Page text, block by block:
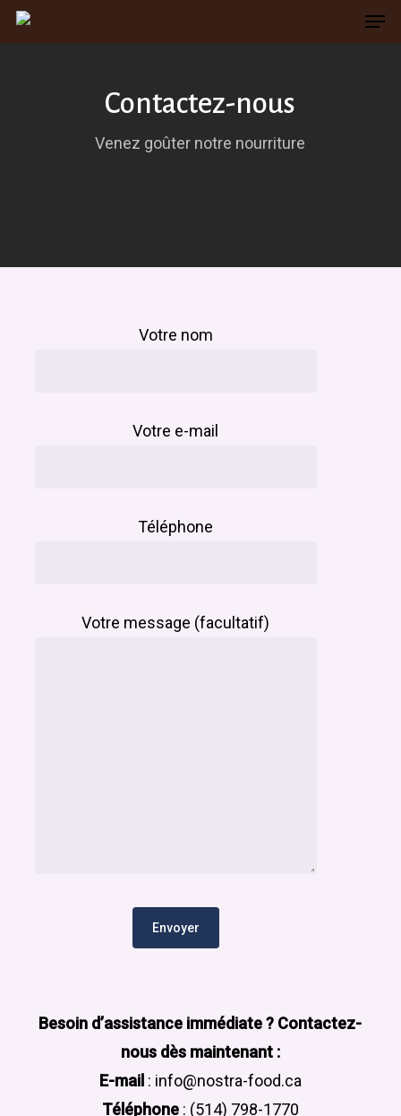
Skip
Contactez-nous
Venez goûter notre nourriture
Votre nom
Votre e-mail
Téléphone
Votre message (facultatif)
Besoin d’assistance immédiate ? Contactez-
nous dès maintenant :
E-mail : info@nostra-food.ca
Téléphone: (514) 798-1770